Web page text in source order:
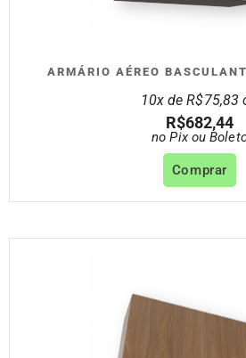
ARMÁRIO AÉREO
10x deR$75,83
R$682,44
no Pix ou
Comprar